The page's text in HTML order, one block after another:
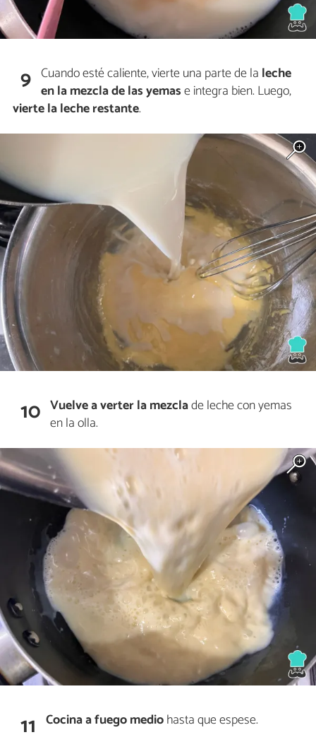
9 Cuando esté caliente, vierte una parte de la leche
en la mezcla de las yemase integra bien. Luego,
vierte la leche restante.
10 Vuelve a verter la mezclade leche con yemas
en la olla.
11 Cocina a fuego mediohasta que espese.